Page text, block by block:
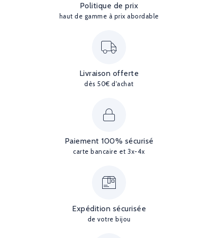
Politique de prix
haut de gamme à prix abordable
Livraison offerte
dès 50€ d'achat
Paiement 100% sécurisé
carte bancaire et 3x-4x
Expédition sécurisée
de votre bijou